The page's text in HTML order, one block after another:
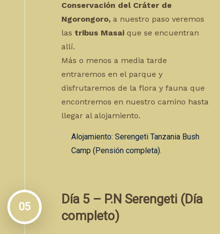
Conservación del Cráter de
Ngorongoro, a nuestro paso veremos
las tribus Masai que se encuentran
allí.
Más o menos a media tarde
entraremos en el parque y
disfrutaremos de la flora y fauna que
encontremos en nuestro camino hasta
llegar al alojamiento.
Alojamiento: Serengeti Tanzania Bush
Camp (Pensión completa).
05
Día 5 – P.N Serengeti (Día
completo)